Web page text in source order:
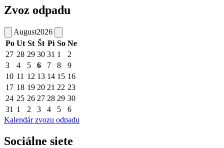
Zvoz odpadu
August2026
Po Ut St Št Pi So Ne
27 28 29 30 31 1
2
3
4 5 6 7 8
9
10 11 12 13 14 15 16
17 18 19 20 21 22 23
24 25 26 27 28 29 30
31 1 2 3 4 5
6
Kalendár zvozu odpadu
Sociálne siete